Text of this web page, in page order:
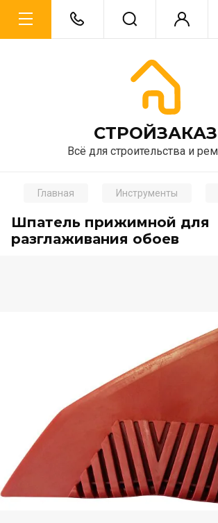
CТРОЙЗАКАЗ
Всё для строительства и
Главная Инструменты
Шпатель прижимной для
разглаживания обоев